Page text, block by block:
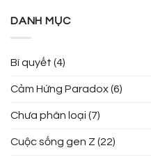
DANH MỤC
Bí quyết (4)
Cảm Hứng Paradox(6)
Chưa phân loại (7)
Cuộc sống gen Z (22)